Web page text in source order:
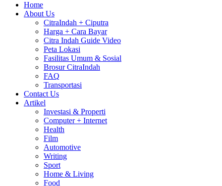
Home
About Us
CitraIndah + Ciputra
Harga + Cara Bayar
Citra Indah Guide Video
Peta Lokasi
Fasilitas Umum & Sosial
Brosur CitraIndah
FAQ
Transportasi
Contact Us
Artikel
Investasi & Properti
Computer + Internet
Health
Film
Automotive
Writing
Sport
Home & Living
Food